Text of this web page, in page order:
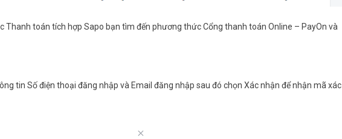
Thanh toán tích hợp Sapo bạn tìm đến phương thứcCổng thanh toán Online – PayOn và
tin Số điện thoại đăng nhập và Email đăng nhập sau đó chọn Xác nhận để nhận mã xác